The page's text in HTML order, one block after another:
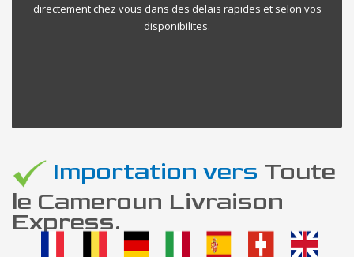
directement chez vous dans des delais rapides et selon vos
disponibilites.
Importation vers Toute
le Cameroun Livraison
Express.